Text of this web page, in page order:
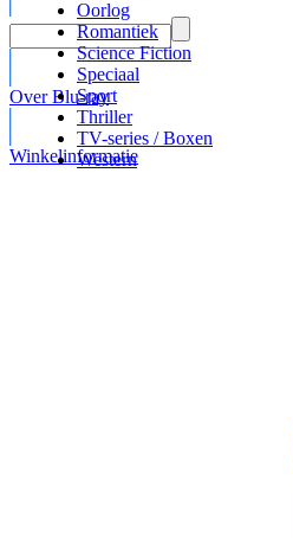
Over Blu-ray
Winkelinformatie
Oorlog
Romantiek
Science Fiction
Speciaal
Sport
Thriller
TV-series / Boxen
Western